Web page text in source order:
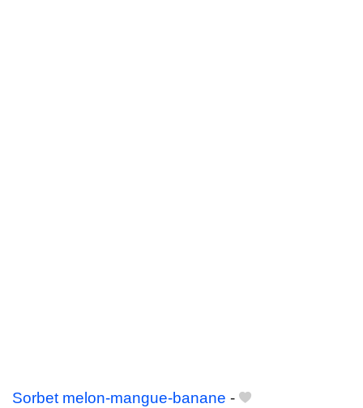
Sorbet melon-mangue-banane -